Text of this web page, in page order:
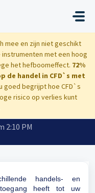
mee en zijn niet geschikt
met een hoog
het hefboomeffect. 72%
de handel in CFD`s met
goed begrijpt hoe CFD`s
risico op verlies kunt
aan?
biedt
2:10 PM
handels- en
toegang heeft tot uw